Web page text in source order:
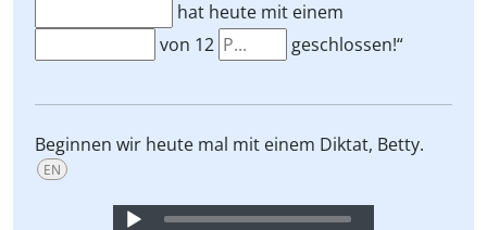
hat heute mit einem
von 12
geschlossen!“
Beginnen wir heute mal mit einem Diktat, Betty.
EN
Audio